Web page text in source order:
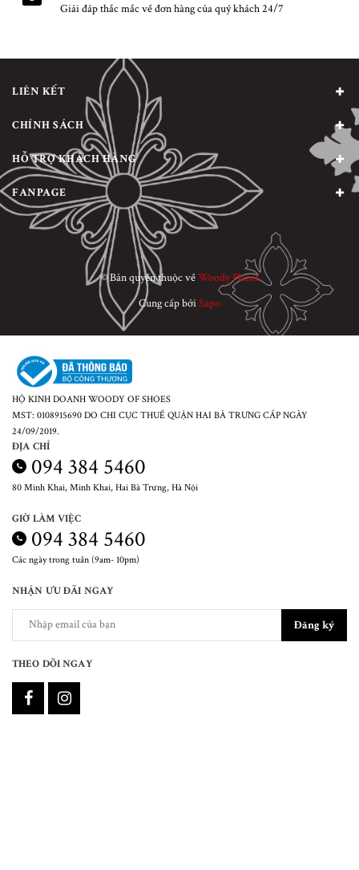
Giải đáp thắc mắc về đơn hàng của quý khách 24/7
LIÊN KẾT
CHÍNH SÁCH
HỖ TRỢ KHÁCH HÀNG
FANPAGE
© Bản quyền thuộc vềWoody Planet
Cung cấp bởiSapo
HỘ KINH DOANH WOODY OF SHOES
MST: 0108915690 DO CHI CỤC THUẾ QUẬN HAI BÀ TRƯNG CẤP NGÀY
24/09/2019.
ĐỊA CHỈ
094 384 5460
80 Minh Khai, Minh Khai, Hai Bà Trưng, Hà Nội
GIỜ LÀM VIỆC
094 384 5460
Các ngày trong tuần (9am- 10pm)
NHẬN ƯU ĐÃI NGAY
Đăng ký
THEO DÕI NGAY